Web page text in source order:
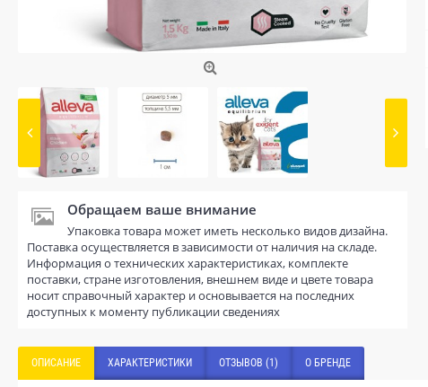
Обращаем ваше внимание
Упаковка товара может иметь несколько видов дизайна.
Поставка осуществляется в зависимости от наличия на складе.
Информация о технических характеристиках, комплекте
поставки, стране изготовления, внешнем виде и цвете товара
носит справочный характер и основывается на последних
доступных к моменту публикации сведениях
ОПИСАНИЕ ХАРАКТЕРИСТИКИ ОТЗЫВОВ (1) О БРЕНДЕ